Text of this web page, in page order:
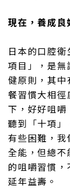
現在，養成良
日本的口腔
項目」，是
健原則，其
餐習慣大相
下，好好咀
聽到「十項
有些困難，
全能，但總
的咀嚼習慣
延年益壽。